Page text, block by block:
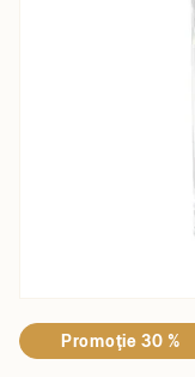
Promoţie 30 %